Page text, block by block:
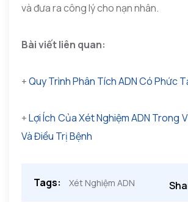
và đưa ra công lý cho nạn nhân.
Bài viết liên quan:
+Quy Trình Phân Tích ADN Có Phức
+Lợi Ích Của Xét Nghiệm ADN Trong
Và Điều Trị Bệnh
Tags: Xét Nghiệm ADN